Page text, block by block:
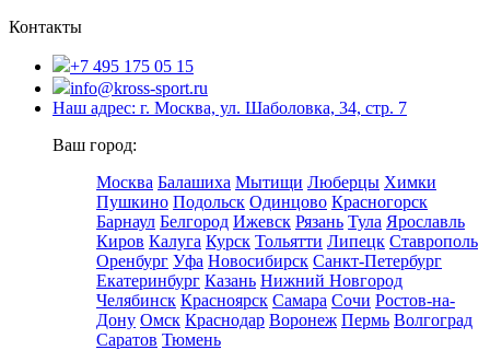
Контакты
+7 495 175 05 15
info@kross-sport.ru
Наш адрес: г. Москва, ул. Шаболовка, 34, стр. 7
Ваш город:
Москва Балашиха Мытищи Люберцы Химки
Пушкино Подольск Одинцово Красногорск
Барнаул Белгород Ижевск Рязань Тула Ярославль
Киров Калуга Курск Тольятти Липецк Ставрополь
Оренбург Уфа Новосибирск Санкт-Петербург
Екатеринбург Казань Нижний Новгород
Челябинск Красноярск Самара Сочи Ростов-на-
Дону Омск Краснодар Воронеж Пермь Волгоград
Саратов Тюмень